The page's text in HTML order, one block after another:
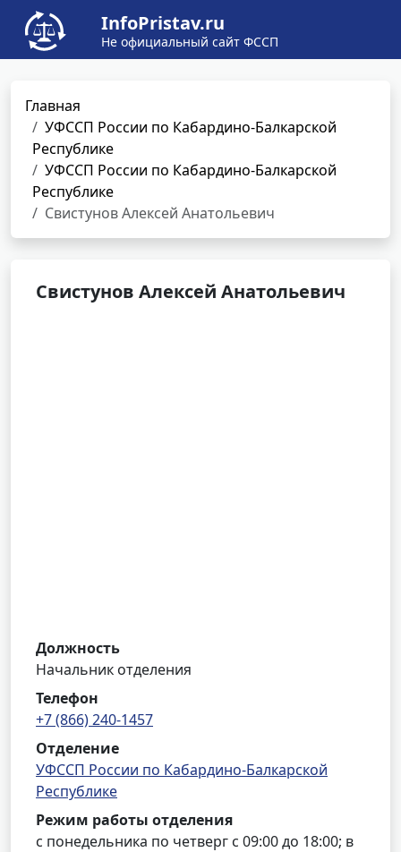
InfoPristav.ru
Не официальный сайт ФССП
Главная
УФССП России по Кабардино-Балкарской
Республике
УФССП России по Кабардино-Балкарской
Республике
Свистунов Алексей Анатольевич
Свистунов Алексей Анатольевич
Должность
Начальник отделения
Телефон
+7 (866) 240-1457
Отделение
УФССП России по Кабардино-Балкарской
Республике
Режим работы отделения
с понедельника по четверг с 09:00 до 18:00; в